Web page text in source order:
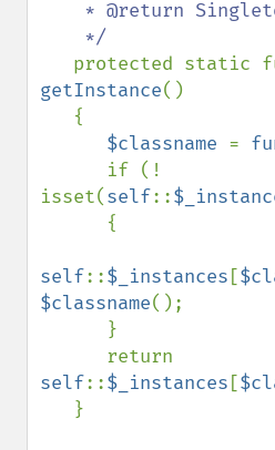
getInstance()
$classname =
isset(self::
self::$_instances [
$classname();
self::$_instances [